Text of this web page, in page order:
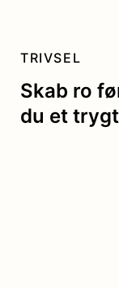
Skab ro
du et
TRIVSEL